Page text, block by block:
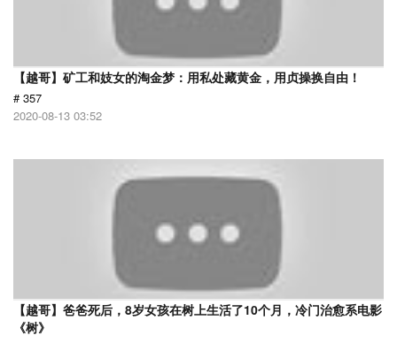
【越哥】矿工和妓女的淘金梦：用私处藏黄金，用贞操换自由！
# 357
2020-08-13 03:52
【越哥】爸爸死后，8岁女孩在树上生活了10个月，冷门治愈系电影
《树》